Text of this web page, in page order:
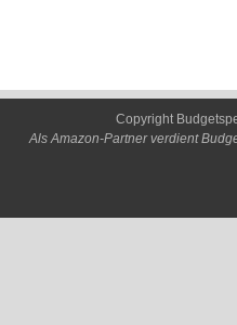
Copyright
Als Amazon-Partner verdient